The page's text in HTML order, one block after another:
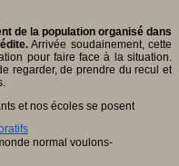
de la population organisé dans
Arrivée soudainement, cette
pour faire face à la situation.
regarder, de prendre du recul et
et nos écoles se posent
normal voulons-